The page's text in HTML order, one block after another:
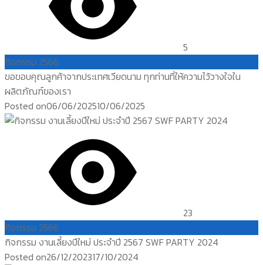
5
กิจกรรม 2566
ขอขอบคุณลูกค้าจากประเทศเวียดนาม ทุกท่านที่ให้ความไว้วางใจใน
ผลิตภัณฑ์ของเรา
Posted on06/06/202510/06/2025
23
กิจกรรม 2566
กิจกรรม งานเลี้ยงปีใหม่ ประจำปี 2567 SWF PARTY 2024
Posted on26/12/202317/10/2024